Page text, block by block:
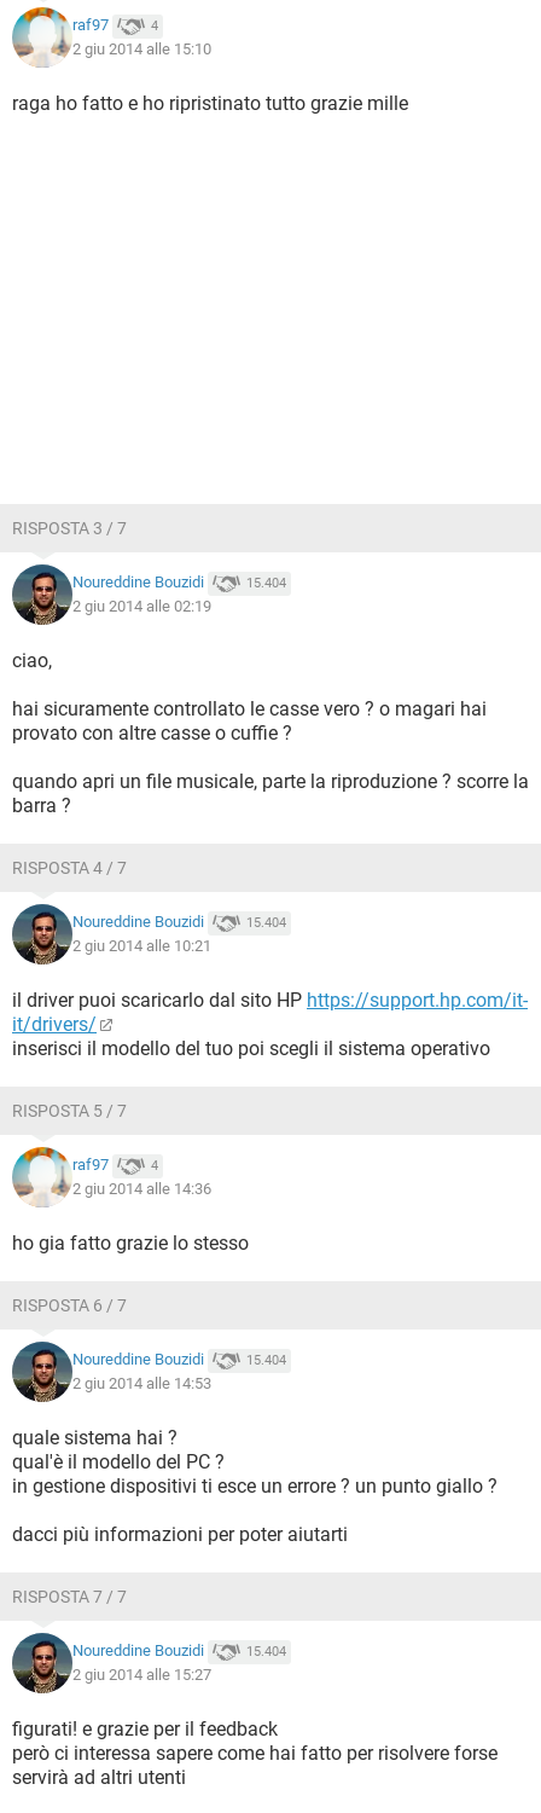
raf97 4
2 giu 2014 alle 15:10
raga ho fatto e ho ripristinato tutto grazie mille
RISPOSTA 3 / 7
Noureddine Bouzidi 15.404
2 giu 2014 alle 02:19
ciao,
hai sicuramente controllato le casse vero ? o magari hai
provato con altre casse o cuffie ?
quando apri un file musicale, parte la riproduzione ? scorre la
barra ?
RISPOSTA 4 / 7
Noureddine Bouzidi 15.404
2 giu 2014 alle 10:21
il driver puoi scaricarlo dal sito HP https://support.hp.com/it-
it/drivers/
inserisci il modello del tuo poi scegli il sistema operativo
RISPOSTA 5 / 7
raf97 4
2 giu 2014 alle 14:36
ho gia fatto grazie lo stesso
RISPOSTA 6 / 7
Noureddine Bouzidi 15.404
2 giu 2014 alle 14:53
quale sistema hai ?
qual'è il modello del PC ?
in gestione dispositivi ti esce un errore ? un punto giallo ?
dacci più informazioni per poter aiutarti
RISPOSTA 7 / 7
Noureddine Bouzidi 15.404
2 giu 2014 alle 15:27
figurati! e grazie per il feedback
però ci interessa sapere come hai fatto per risolvere forse
servirà ad altri utenti